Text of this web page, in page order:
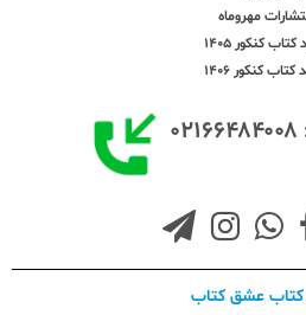
مهروماه
کنکور 1405
کنکور 1406
۰۲۱۶۶۴۸۴۰۰۸
کتاب عشق کتاب